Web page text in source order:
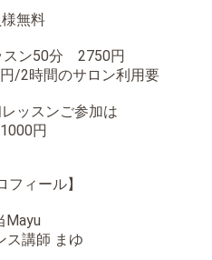
無料
ン50分 2750円
/2時間のサロン利用要
ッスンご参加は
円
フィール】
Mayu
ス講師 まゆ